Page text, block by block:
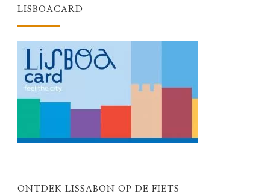
LISBOACARD
ONTDEK LISSABON OP DE FIETS